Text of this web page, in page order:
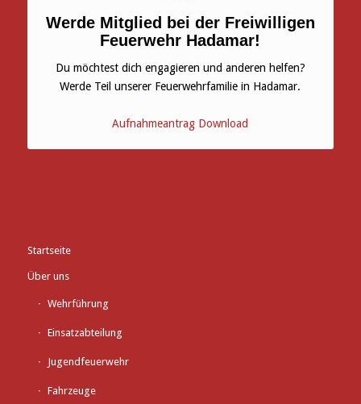
Werde Mitglied bei der Freiwilligen
Feuerwehr Hadamar!
Du möchtest dich engagieren und anderen helfen?
Werde Teil unserer Feuerwehrfamilie in Hadamar.
Aufnahmeantrag Download
Startseite
Über uns
Wehrführung
Einsatzabteilung
Jugendfeuerwehr
Fahrzeuge